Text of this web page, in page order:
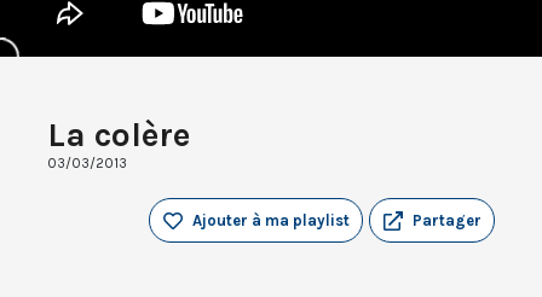
La colère
03/03/2013
Partager
Ajouter à ma playlist